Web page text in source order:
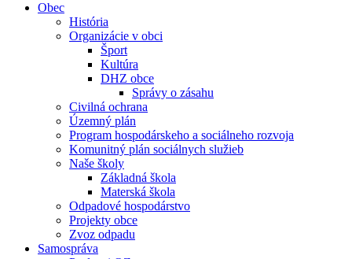
Obec
História
Organizácie v obci
Šport
Kultúra
DHZ obce
Správy o zásahu
Civilná ochrana
Územný plán
Program hospodárskeho a sociálneho rozvoja
Komunitný plán sociálnych služieb
Naše školy
Základná škola
Materská škola
Odpadové hospodárstvo
Projekty obce
Zvoz odpadu
Samospráva